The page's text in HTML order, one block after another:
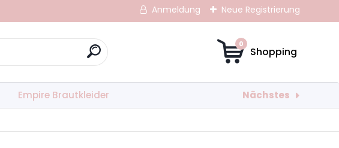
Anmeldung Neue Registrierung
0
Empire Brautkleider Nächstes